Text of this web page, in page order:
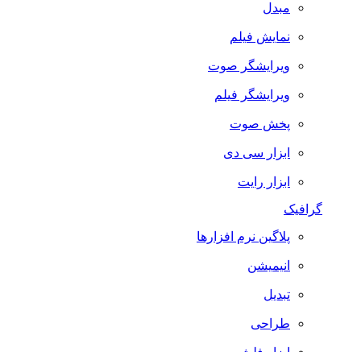
مبدل
نمایش فیلم
ویرایشگر صوت
ویرایشگر فیلم
پخش صوت
ابزار سی دی
ابزار رایت
گرافیک
پلاگین نرم افزارها
انیمیشن
تبدیل
طراحی